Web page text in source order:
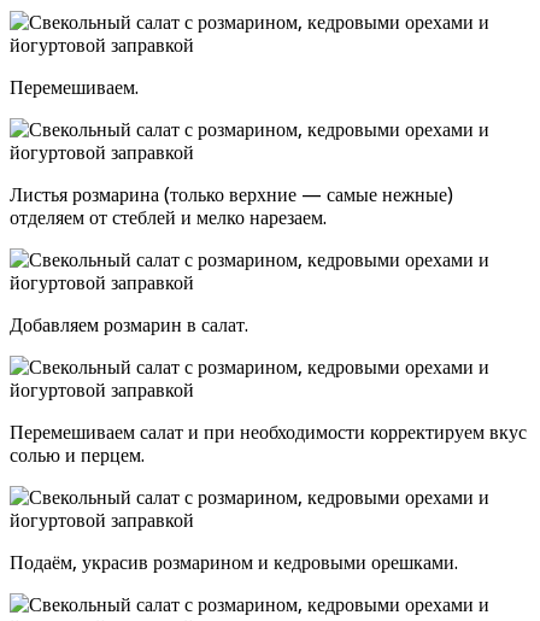
Перемешиваем.
Листья розмарина (только верхние — самые нежные)
отделяем от стеблей и мелко нарезаем.
Добавляем розмарин в салат.
Перемешиваем салат и при необходимости корректируем вкус
солью и перцем.
Подаём, украсив розмарином и кедровыми орешками.